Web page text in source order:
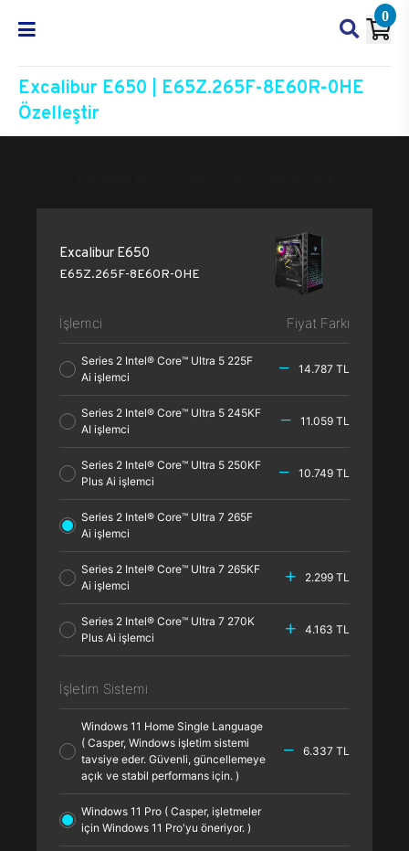
0
Excalibur E650 | E65Z.265F-8E60R-0HE
Özelleştir
Excalibur E650
E65Z.265F-8E60R-0HE
İşlemci Fiyat Farkı
Series 2 Intel® Core™ Ultra 5 225F
Ai işlemci
14.787 TL
Series 2 Intel® Core™ Ultra 5 245KF
AI işlemci
11.059 TL
Series 2 Intel® Core™ Ultra 5 250KF
Plus Ai işlemci
10.749 TL
Series 2 Intel® Core™ Ultra 7 265F
Ai işlemci
Series 2 Intel® Core™ Ultra 7 265KF
Ai işlemci
2.299 TL
Series 2 Intel® Core™ Ultra 7 270K
Plus Ai işlemci
4.163 TL
İşletim Sistemi
Windows 11 Home Single Language
( Casper, Windows işletim sistemi
tavsiye eder. Güvenli, güncellemeye
açık ve stabil performans için. )
6.337 TL
Windows 11 Pro ( Casper, işletmeler
için Windows 11 Pro'yu öneriyor. )